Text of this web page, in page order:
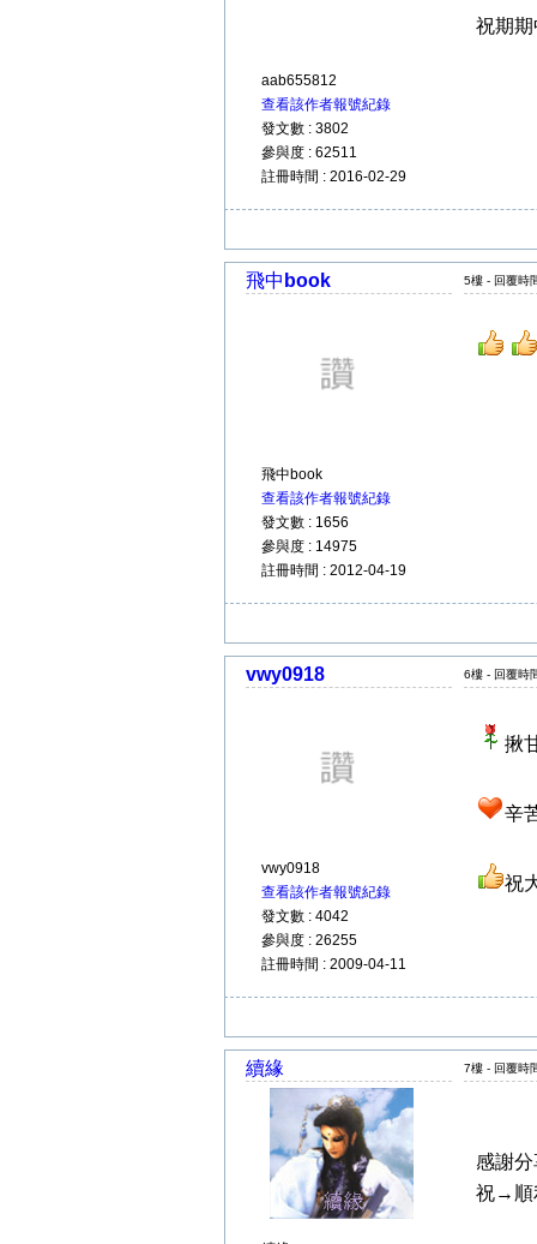
aab655812
查看該作者報號紀錄
發文數 : 3802
參與度 : 62511
註冊時間 : 2016-02-29
祝期期
飛中book
飛中book
查看該作者報號紀錄
發文數 : 1656
參與度 : 14975
註冊時間 : 2012-04-19
5樓 - 回覆時
vwy0918
vwy0918
查看該作者報號紀錄
發文數 : 4042
參與度 : 26255
註冊時間 : 2009-04-11
6樓 - 回覆時
揪
辛
祝
續緣 7樓 - 回覆時
感謝
祝→順